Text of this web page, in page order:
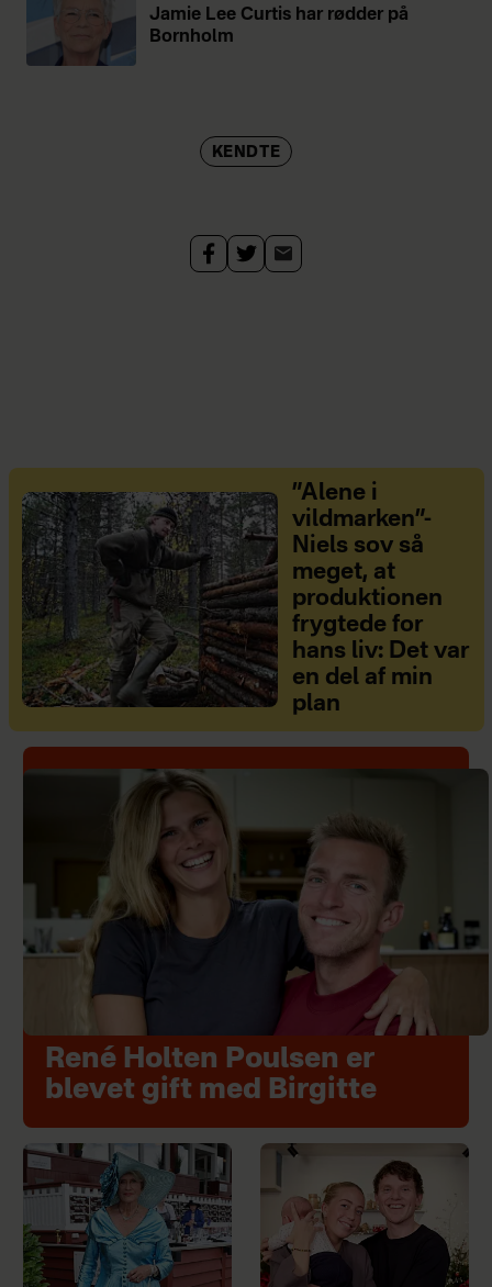
Jamie Lee Curtis har rødder på
Bornholm
KENDTE
”Alene i
vildmarken”-
Niels sov så
meget, at
produktionen
frygtede for
hans liv: Det var
en del af min
plan
René Holten Poulsen er
blevet gift med Birgitte